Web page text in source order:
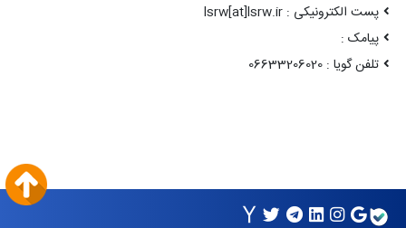
پست الکترونیکی : lsrw[at]lsrw.ir
پیامک :
تلفن گویا : 06633206020